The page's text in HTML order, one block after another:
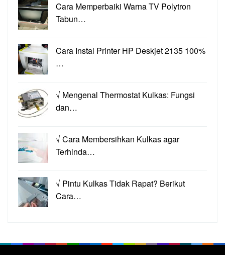
Cara Memperbaiki Warna TV Polytron
Tabun…
Cara Instal Printer HP Deskjet 2135 100%
…
√ Mengenal Thermostat Kulkas: Fungsi
dan…
√ Cara Membersihkan Kulkas agar
Terhinda…
√ Pintu Kulkas Tidak Rapat? Berikut
Cara…